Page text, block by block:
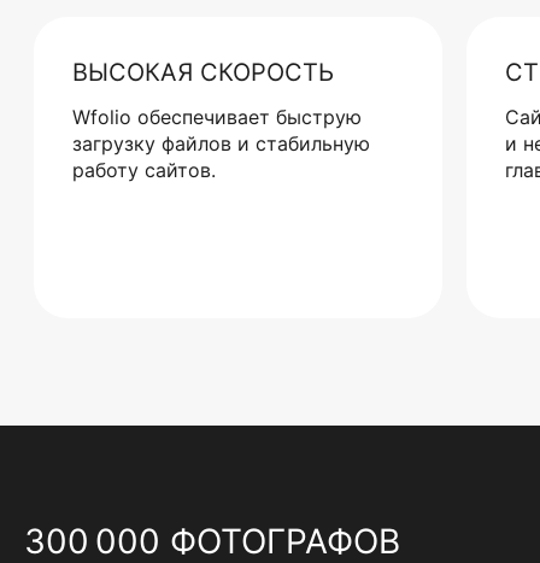
ВЫСОКАЯ СКОРОСТЬ
Wfolio обеспечивает быструю
загрузку файлов и стабильную
работу сайтов.
и
300 000 ФОТОГРАФОВ